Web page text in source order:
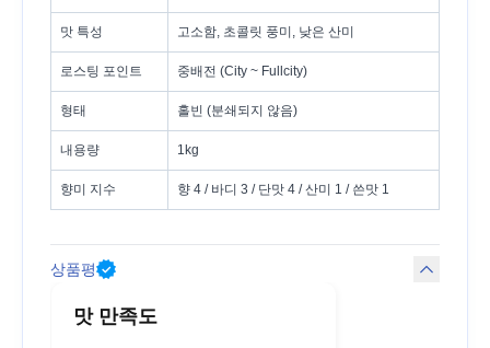
맛 특성 고소함, 초콜릿 풍미, 낮은 산미
로스팅 포인트 중배전 (City ~ Fullcity)
형태 홀빈 (분쇄되지 않음)
내용량 1kg
향미 지수 향 4 / 바디 3 / 단맛 4 / 산미 1 / 쓴맛 1
상품평
맛 만족도